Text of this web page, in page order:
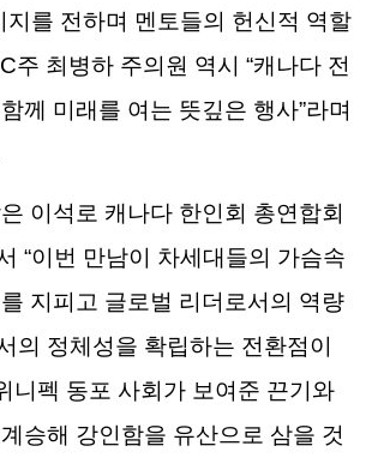
지를 전하며 멘토들의 헌신적 역할
주 최병하 주의원 역시 “캐나다 전
함께 미래를 여는 뜻깊은 행사”라며
이석로 캐나다 한인회 총연합회
“이번 만남이 차세대들의 가슴속
지피고 글로벌 리더로서의 역량
의 정체성을 확립하는 전환점이
니펙 동포 사회가 보여준 끈기와
계승해 강인함을 유산으로 삼을 것